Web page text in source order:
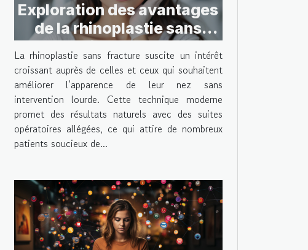
Exploration des avantages
de la rhinoplastie sans
fracture
La rhinoplastie sans fracture suscite un intérêt
croissant auprès de celles et ceux qui souhaitent
améliorer l’apparence de leur nez sans
intervention lourde. Cette technique moderne
promet des résultats naturels avec des suites
opératoires allégées, ce qui attire de nombreux
patients soucieux de...